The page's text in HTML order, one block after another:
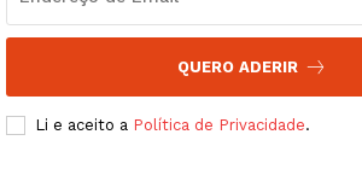
QUERO ADERIR
Li e aceito a Política de Privacidade.